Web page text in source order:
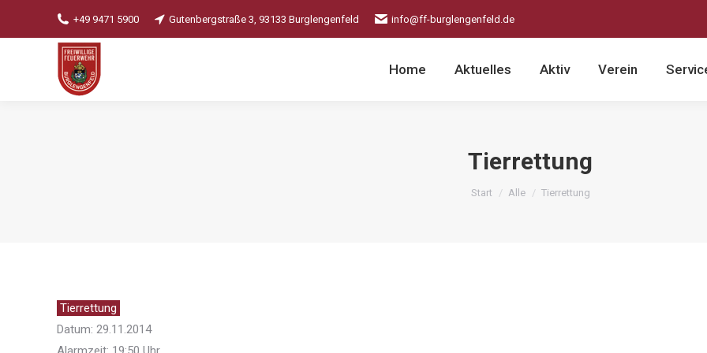
+49 9471 5900 Gutenbergstraße 3, 93133 Burglengenfeld info@ff-burglengenfeld.de
Home Aktuelles Aktiv Verein
Tierrettung
Sie befinden sich hier:
Start Alle Tierrettung
Tierrettung
Datum: 29.11.2014